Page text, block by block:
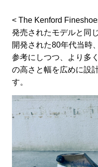
< The Kenford
発売されたモデルと同
開発された80年代当時
参考にしつつ、より多
の高さと幅を広めに設
す。